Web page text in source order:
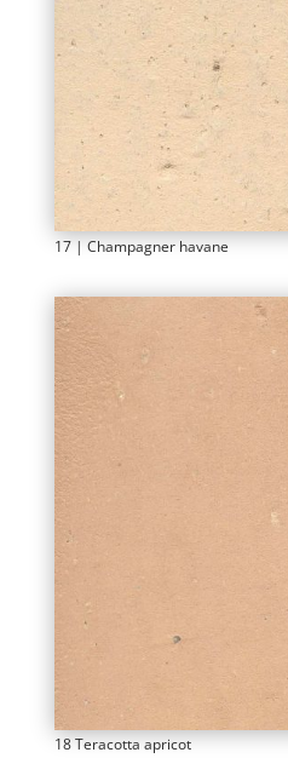
17 | Champagner havane
18 Teracotta apricot